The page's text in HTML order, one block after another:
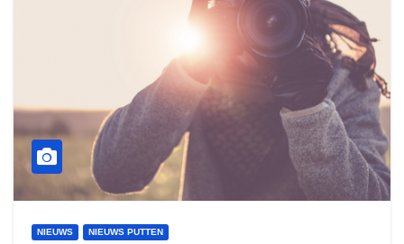
NIEUWS NIEUWS PUTTEN